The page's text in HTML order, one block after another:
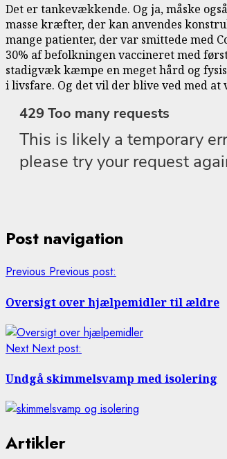
Det er tankevækkende. Og ja, måske
masse kræfter, der kan anvendes
mange patienter, der var smittede med
30% af befolkningen vaccineret med
stadigvæk kæmpe en meget hård og
i livsfare. Og det vil der blive ved med
Post navigation
Previous Previous post:
Oversigt over hjælpemidler til ældre
Next Next post:
Undgå skimmelsvamp med isolering
Artikler